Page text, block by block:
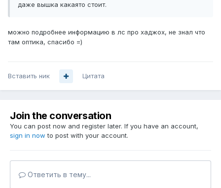
даже вышка какаято стоит.
можно подробнее информацию в лс про хаджох, не знал что
там оптика, спасибо =)
Вставить ник Цитата
Join the conversation
You can post now and register later. If you have an account,
sign in now to post with your account.
Ответить в тему...